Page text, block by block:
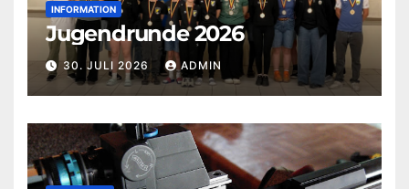
INFORMATION
Jugendrunde 2026
30. JULI 2026 ADMIN